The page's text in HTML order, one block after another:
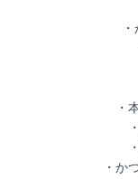
・
・か